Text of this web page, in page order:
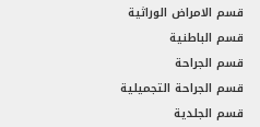
قسم الامراض الوراثية
قسم الباطنية
قسم الجراحة
قسم الجراحة التجميلية
قسم الجلدية